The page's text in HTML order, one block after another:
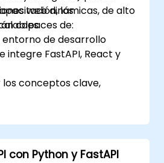
web dinámicas, de alto
los
capaces de:
de desarrollo
integre FastAPI, React y
conceptos clave,
APIs REST con
aplicaciones
con Python y FastAPI